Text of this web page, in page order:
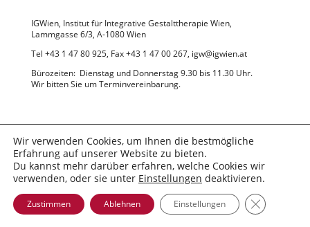
IGWien, Institut für Integrative Gestalttherapie Wien,
Lammgasse 6/3, A-1080 Wien
Tel +43 1 47 80 925, Fax +43 1 47 00 267, igw@igwien.at
Bürozeiten: Dienstag und Donnerstag 9.30 bis 11.30 Uhr.
Wir bitten Sie um Terminvereinbarung.
© 2022 IGWien
Wir verwenden Cookies, um Ihnen die bestmögliche
Erfahrung auf unserer Website zu bieten.
Du kannst mehr darüber erfahren, welche Cookies wir
verwenden, oder sie unter Einstellungen deaktivieren.
Zustimmen Ablehnen Einstellungen GDPR